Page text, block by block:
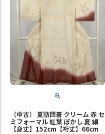
（中古） 夏訪問着 クリーム 赤 セ
ミフォーマル 紅葉 ぼかし 夏 絹
【身丈】152cm【裄丈】66cm